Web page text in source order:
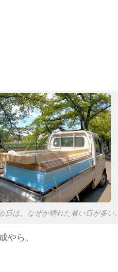
日は、なぜか晴れた暑い日が多い。
やら、